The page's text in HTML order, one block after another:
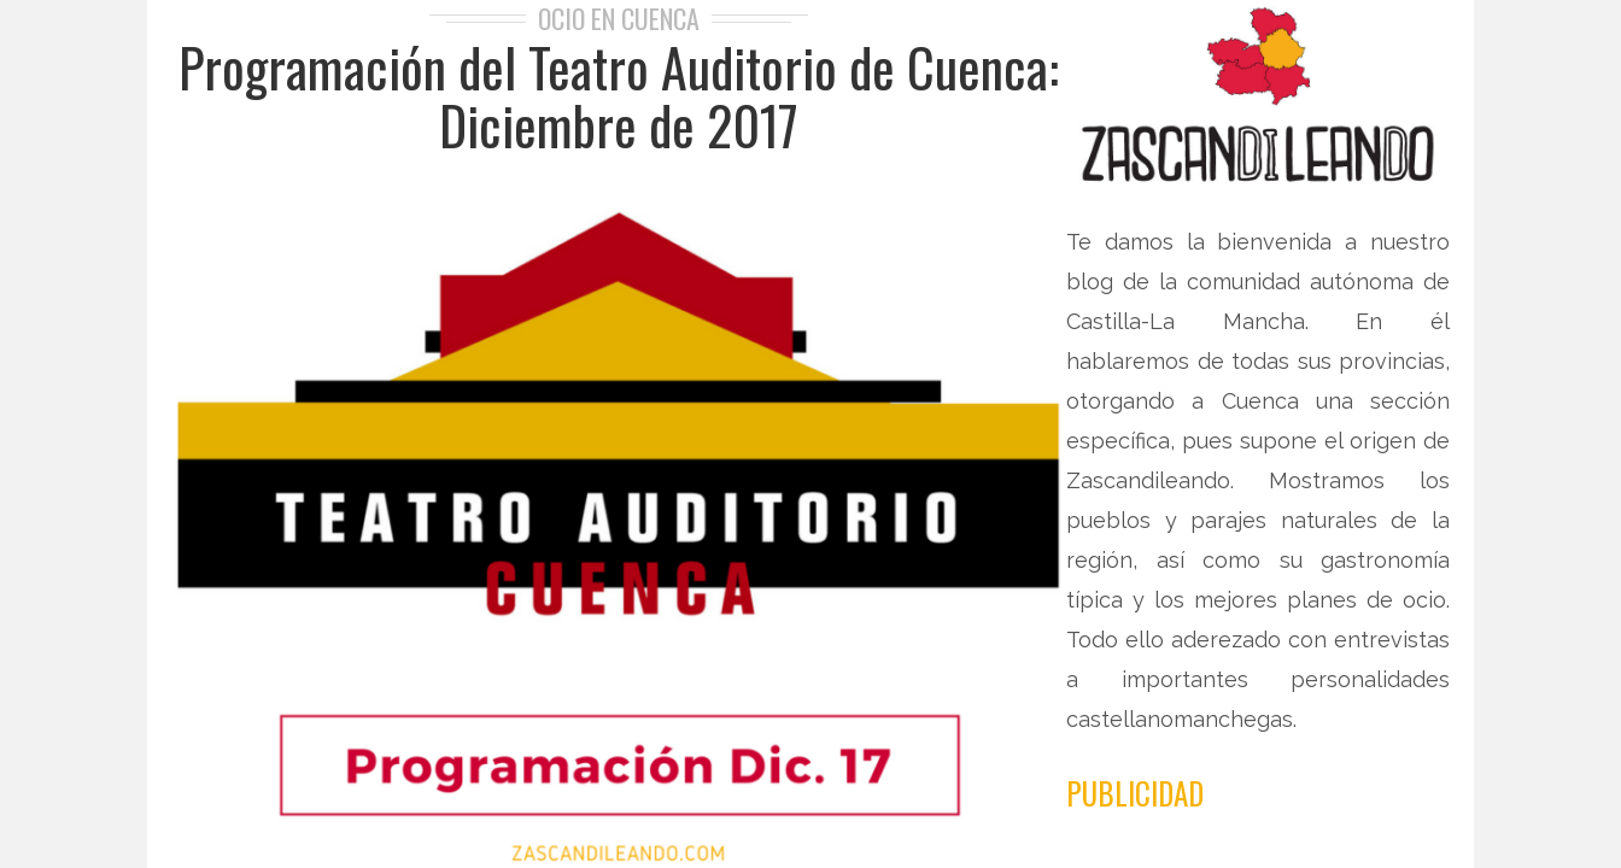
OCIO EN CUENCA
Programación del Teatro Auditorio de Cuenca:
Diciembre de 2017
Te damos la bienvenida a nuestro
blog de la comunidad autónoma de
Castilla-La Mancha. En él
hablaremos de todas sus provincias,
otorgando a Cuenca una sección
específica, pues supone el origen de
Zascandileando. Mostramos los
pueblos y parajes naturales de la
región, así como su gastronomía
típica y los mejores planes de ocio.
Todo ello aderezado con entrevistas
a importantes personalidades
castellanomanchegas.
PUBLICIDAD